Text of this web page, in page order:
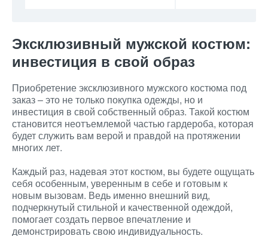
Эксклюзивный мужской костюм:
инвестиция в свой образ
Приобретение эксклюзивного мужского костюма под
заказ – это не только покупка одежды, но и
инвестиция в свой собственный образ. Такой костюм
становится неотъемлемой частью гардероба, которая
будет служить вам верой и правдой на протяжении
многих лет.
Каждый раз, надевая этот костюм, вы будете ощущать
себя особенным, уверенным в себе и готовым к
новым вызовам. Ведь именно внешний вид,
подчеркнутый стильной и качественной одеждой,
помогает создать первое впечатление и
демонстрировать свою индивидуальность.